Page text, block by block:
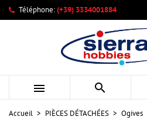
Téléphone:(+39) 3334001884
 
Accueil PIÈCES DÉTACHÉES Ogives
Mes listes d'envies
Créer une nouvelle liste
Créer une liste
Nom de la liste d'envies
Annuler
Connexion
Vous devez être connecté pour
liste d'envies.